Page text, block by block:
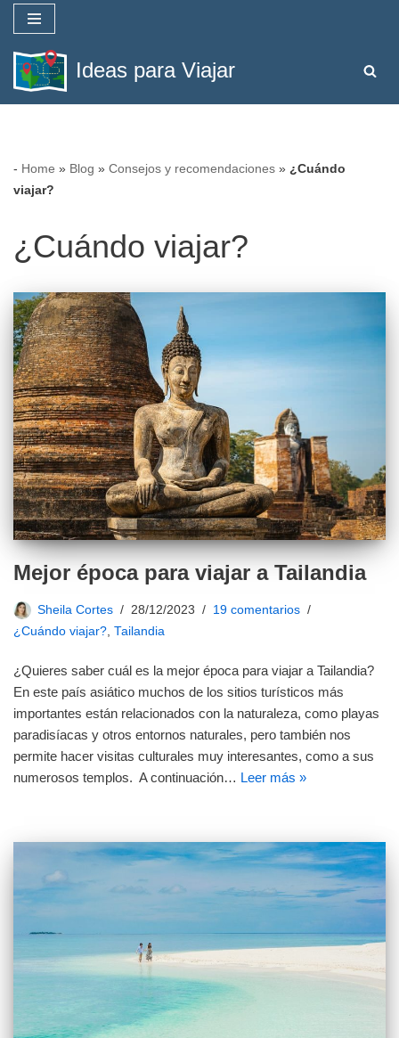
Saltar
al
contenido
Ideas para Viajar
- Home » Blog » Consejos y recomendaciones » ¿Cuándo
viajar?
¿Cuándo viajar?
Mejor época para viajar a Tailandia
Sheila Cortes 28/12/2023
19 comentarios
¿Cuándo viajar?, Tailandia
¿Quieres saber cuál es la mejor época para viajar a Tailandia?
En este país asiático muchos de los sitios turísticos más
importantes están relacionados con la naturaleza, como playas
paradisíacas y otros entornos naturales, pero también nos
permite hacer visitas culturales muy interesantes, como a sus
numerosos templos. A continuación… Leer más »